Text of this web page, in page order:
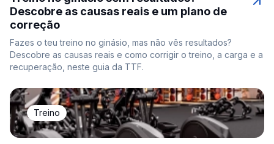
Descobre as causas reais e um plano de
correção
Fazes o teu treino no ginásio, mas não vês resultados?
Descobre as causas reais e como corrigir o treino, a carga e a
recuperação, neste guia da TTF.
Treino